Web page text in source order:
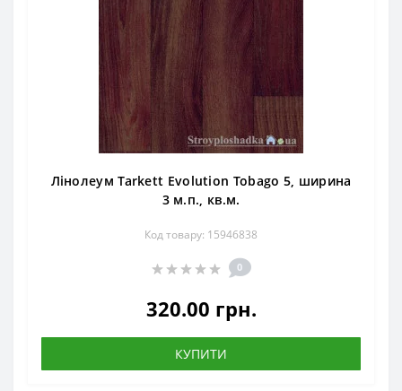
Лінолеум Tarkett Evolution Tobago 5, ширина
3 м.п., кв.м.
Код товару: 15946838
0
320.00 грн.
КУПИТИ